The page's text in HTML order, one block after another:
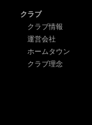
クラブ
クラブ情報
運営会社
ホームタウン
クラブ理念